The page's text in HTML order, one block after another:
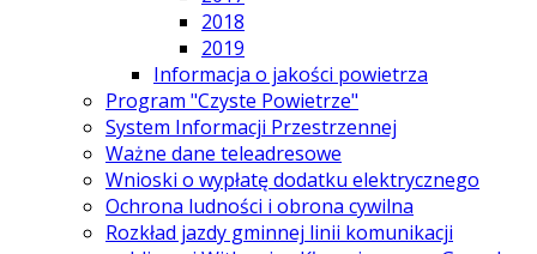
2018
2019
Informacja o jakości powietrza
Program "Czyste Powietrze"
System Informacji Przestrzennej
Ważne dane teleadresowe
Wnioski o wypłatę dodatku elektrycznego
Ochrona ludności i obrona cywilna
Rozkład jazdy gminnej linii komunikacji